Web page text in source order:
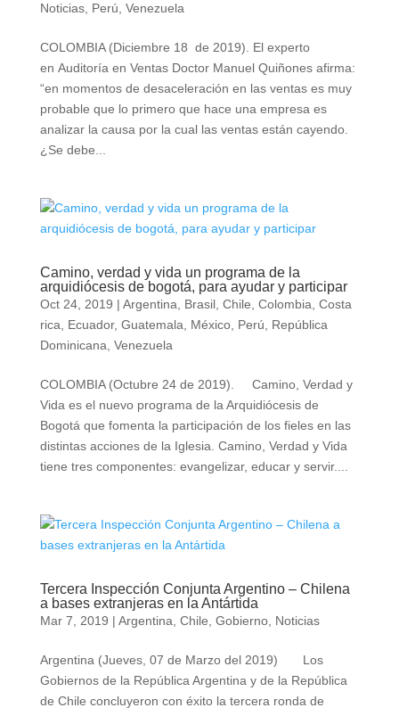
Noticias, Perú Venezuela
COLOMBIA (Diciembre 18 de 2019). El experto
en Auditoría en Ventas Doctor Manuel Quiñones afirma:
“en momentos de desaceleración en las ventas es muy
probable que lo primero que hace una empresa es
analizar la causa por la cual las ventas están cayendo.
¿Se debe...
Camino, verdad y vida un programa de la
arquidiócesis de bogotá, para ayudar y participar
Oct 24, 2019 | Argentina Brasil, Chile Colombia Costa
rica
Ecuador, Guatemala México, Perú
República
Dominicana Venezuela
COLOMBIA (Octubre 24 de 2019). Camino, Verdad y
Vida es el nuevo programa de la Arquidiócesis de
Bogotá que fomenta la participación de los fieles en las
distintas acciones de la Iglesia. Camino, Verdad y Vida
tiene tres componentes: evangelizar, educar y servir....
Tercera Inspección Conjunta Argentino – Chilena
a bases extranjeras en la Antártida
Mar 7, 2019 | Argentina Chile Gobierno, Noticias
Argentina (Jueves, 07 de Marzo del 2019) Los
Gobiernos de la República Argentina y de la República
de Chile concluyeron con éxito la tercera ronda de